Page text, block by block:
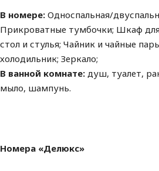
В номере: Односпальная/
Прикроватные тумбочки; Шкаф
стол и стулья; Чайник и чайные
холодильник; Зеркало;
В ванной комнате: душ, туалет,
мыло, шампунь.
Номера «Делюкс»